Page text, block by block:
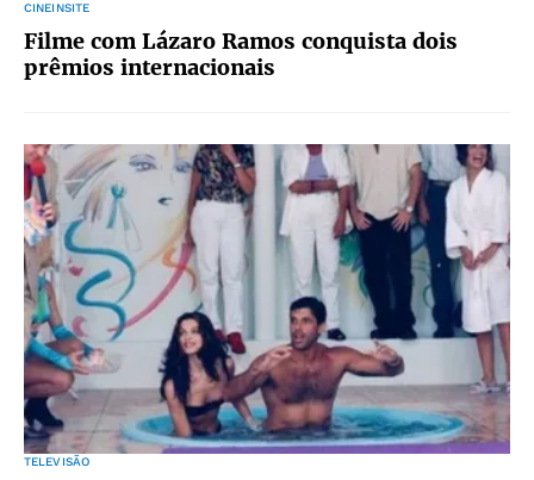
CINEINSITE
Filme com Lázaro Ramos conquista dois
prêmios internacionais
TELEVISÃO